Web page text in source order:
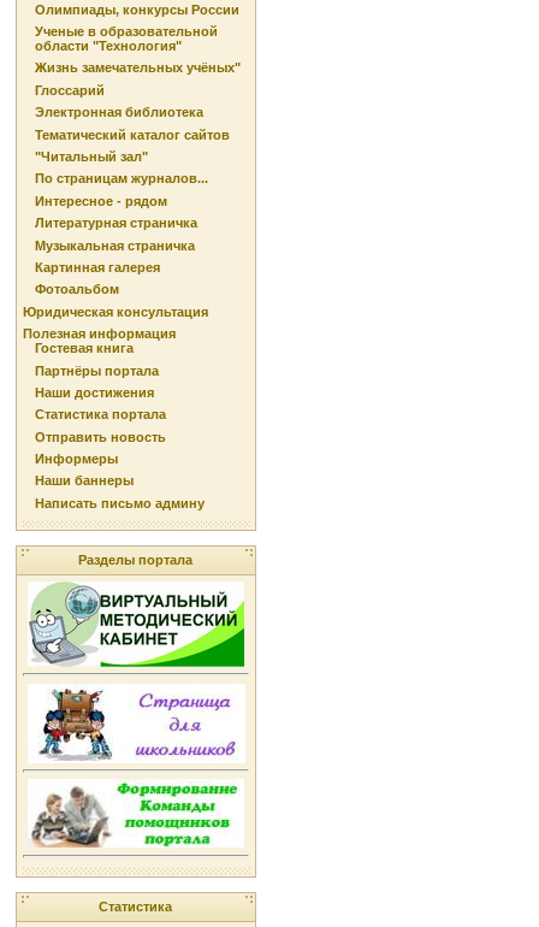
Олимпиады, конкурсы России
Ученые в образовательной
области "Технология"
Жизнь замечательных учёных"
Глоссарий
Электронная библиотека
Тематический каталог сайтов
"Читальный зал"
По страницам журналов...
Интересное - рядом
Литературная страничка
Музыкальная страничка
Картинная галерея
Фотоальбом
Юридическая консультация
Полезная информация
Гостевая книга
Партнёры портала
Наши достижения
Статистика портала
Отправить новость
Информеры
Наши баннеры
Написать письмо админу
Разделы портала
Статистика